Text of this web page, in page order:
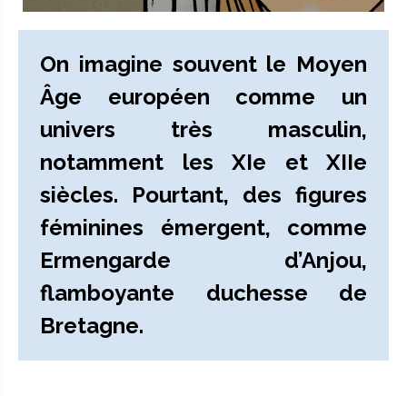
On imagine souvent le Moyen
Âge européen comme un
univers très masculin,
notamment les XIe et XIIe
siècles. Pourtant, des figures
féminines émergent, comme
Ermengarde d’Anjou,
flamboyante duchesse de
Bretagne.